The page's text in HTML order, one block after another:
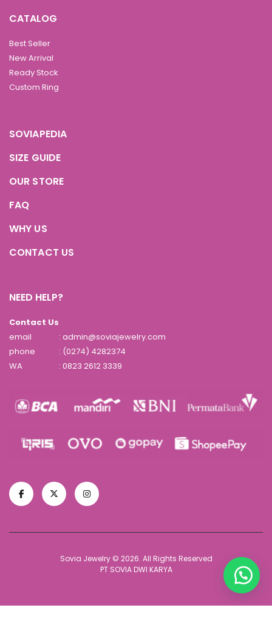
CATALOG
Best Seller
New Arrival
Ready Stock
Custom Ring
SOVIAPEDIA
SIZE GUIDE
OUR STORE
FAQ
WHY US
CONTACT US
NEED HELP?
Contact Us
email
: admin@soviajewelry.com
phone
: (0274) 4282374
WA
: 0823 2612 3339
Sovia Jewelry © 2026. All Rights Reserved
PT SOVIA DWI KARYA